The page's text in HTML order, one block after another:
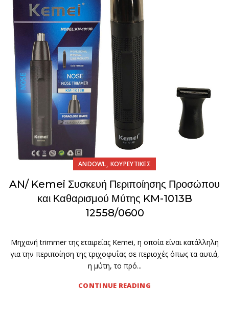
ANDOWL, ΚΟΥΡΕΥΤΙΚΕΣ
AN/ Kemei Συσκευή Περιποίησης Προσώπου
και Καθαρισμού Μύτης KM-1013B
12558/0600
Μηχανή trimmer της εταιρείας Kemei, η οποία είναι κατάλληλη
για την περιποίηση της τριχοφυΐας σε περιοχές όπως τα αυτιά,
η μύτη, το πρό...
CONTINUE READING